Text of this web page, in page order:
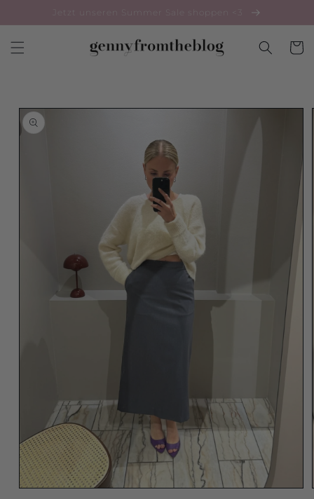
Inhalt
Jetzt unseren Summer Sale shoppen <3